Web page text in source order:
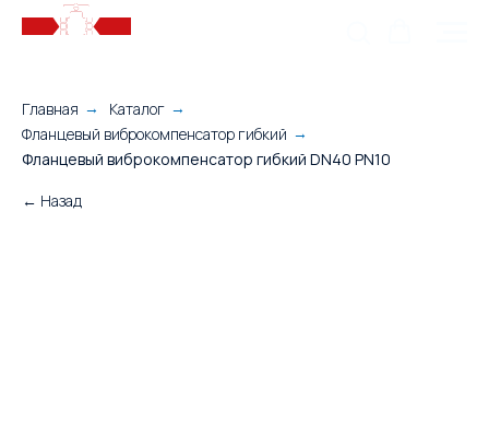
Главная → Каталог →
Фланцевый виброкомпенсатор гибкий →
Фланцевый виброкомпенсатор гибкий DN40 PN10
← Назад